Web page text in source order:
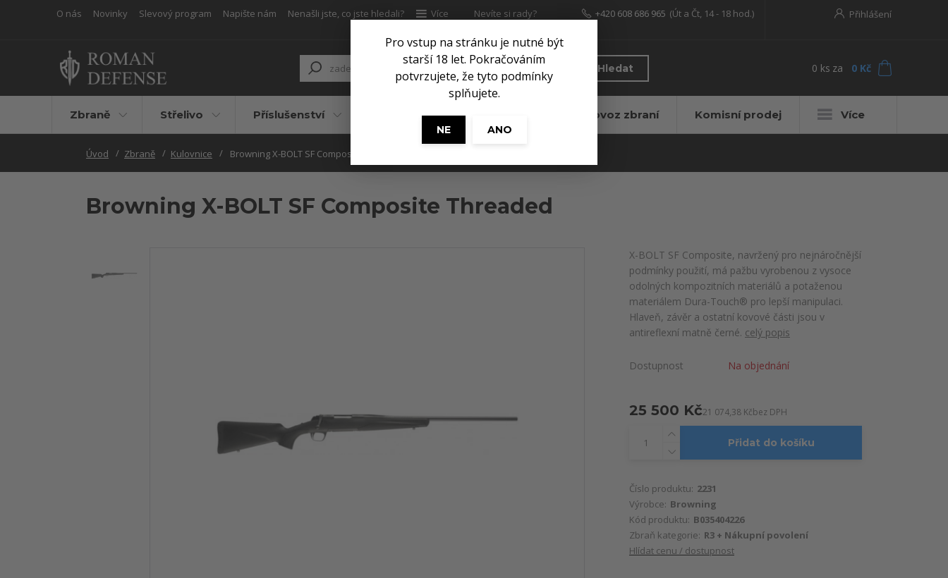
Pro vstup na stránku je nutné být
starší 18 let. Pokračováním
potvrzujete, že tyto podmínky
splňujete.
NE ANO
O nás Novinky Slevový program Napište nám Nenašli jste, co jste hledali? Více Přihlášení
Hledat
Nevíte si rady?
+420 608 686 965 (Út a Čt, 14 - 18 hod.)
0 ks za 0 Kč
Zbraně Střelivo Příslušenství Pro myslivce Dovoz zbraní Komisní prodej Více
Úvod Zbraně Kulovnice Browning X-BOLT SF Composite Threaded
Browning X-BOLT SF Composite Threaded
X-BOLT SF Composite, navržený pro nejnáročnější
podmínky použití, má pažbu vyrobenou z vysoce
odolných kompozitních materiálů a potaženou
materiálem Dura-Touch® pro lepší manipulaci.
Hlaveň, závěr a ostatní kovové části jsou v
antireflexní matně černé. celý popis
Dostupnost Na objednání
25 500 Kč21 074,38 Kčbez DPH
Přidat do košíku
Číslo produktu: 2231
Výrobce: Browning
Kód produktu: B035404226
Zbraň kategorie: R3 + Nákupní povolení
Hlídat cenu / dostupnost